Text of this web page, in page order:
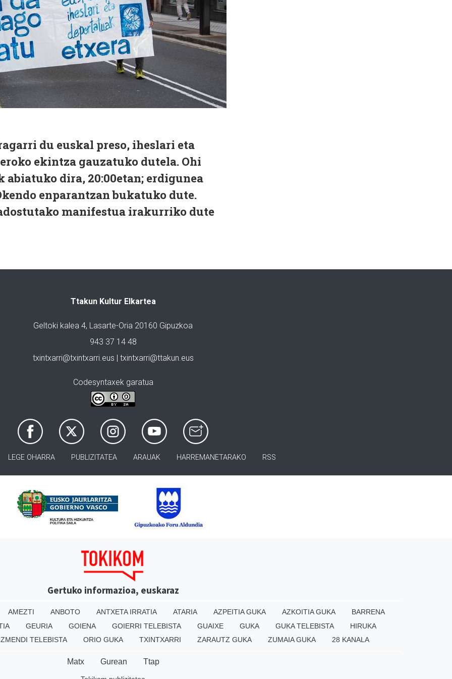
du euskal preso, iheslari eta
ekintza gauzatuko dutela. Ohi
abiatuko dira, 20:00etan; erdigunea
enparantzan bukatuko dute.
manifestua irakurriko dute
Ttakun Kultur Elkartea
Geltoki kalea 4, Lasarte-Oria 20160 Gipuzkoa
943 37 14 48
txintxarri@txintxarri.eus | txintxarri@ttakun.eus
Codesyntaxek garatua
LEGE OHARRA PUBLIZITATEA ARAUAK HARREMANETARAKO RSS
Gertuko informazioa, euskaraz
AMEZTI ANBOTO ANTXETA IRRATIA ATARIA AZPEITIA GUKA AZKOITIA GUKA
BARRENA
GEURIA GOIENA GOIERRI TELEBISTA GUAIXE GUKA GUKA TELEBISTA
HIRUKA
TELEBISTA ORIO GUKA TXINTXARRI ZARAUTZ GUKA ZUMAIA GUKA 28 KANALA
Matx Gurean Ttap